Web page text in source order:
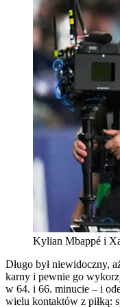
Kylian Mbappé i
Długo był niewidoczny,
karny i pewnie go
w 64. i 66. minucie – i
wielu kontaktów z piłką: